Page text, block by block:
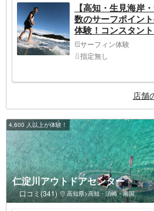
【高知・生見海岸
数のサーフポイン
体験！コンスタン
よう（約2時間30分）
サーフィン体験
指定無し
店舗
4,600 人以上が体験！
仁淀川アウトドアセンター
口コミ(341) 高知県>高知・須崎・南国